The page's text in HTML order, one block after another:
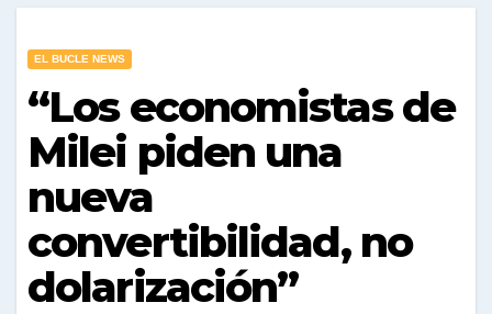
EL BUCLE NEWS
“Los economistas de
Milei piden una
nueva
convertibilidad, no
dolarización”